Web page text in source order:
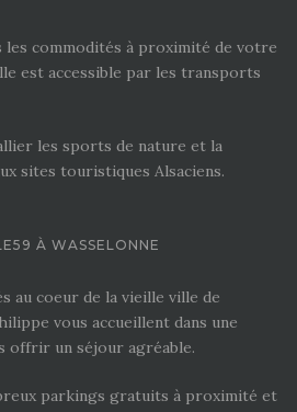
les commodités à proximité de votre
est accessible par les transports
les sports de nature et la
sites touristiques Alsaciens.
À WASSELONNE
au coeur de la vieille ville de
vous accueillent dans une
offrir un séjour agréable.
parkings gratuits à proximité et